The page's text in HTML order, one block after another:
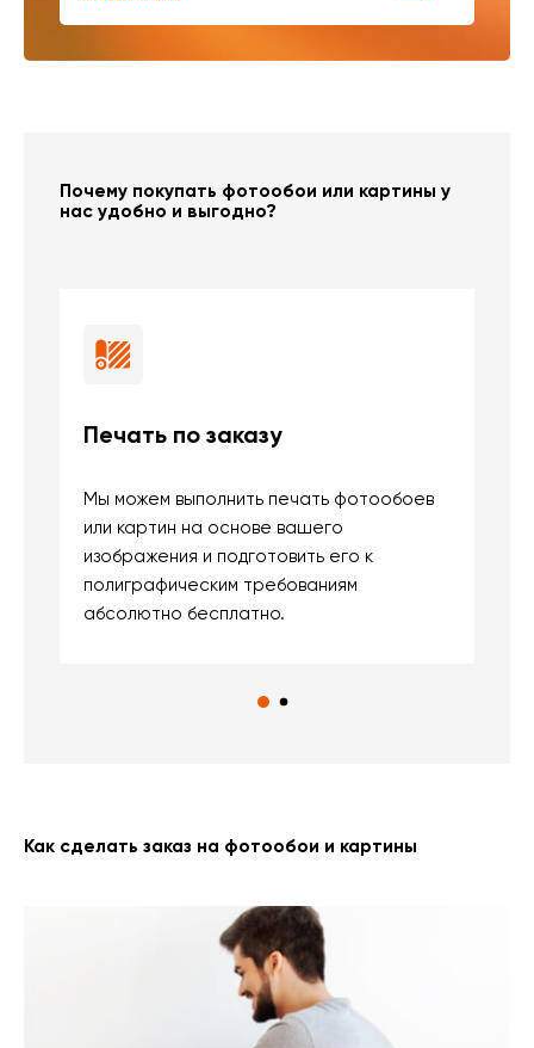
Почему покупать фотообои или картины у
нас удобно и выгодно?
Печать по заказу
Мы можем выполнить печать фотообоев
или картин на основе вашего
изображения и подготовить его к
полиграфическим требованиям
абсолютно бесплатно.
Как сделать заказ на фотообои и картины